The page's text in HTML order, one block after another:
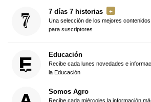
7 días 7 historias
Una selección de los mejores
para suscriptores
Educación
Recibe cada lunes novedades e
la Educación
Somos Agro
Recibe cada miércoles la información